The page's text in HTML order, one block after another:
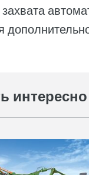
интересно